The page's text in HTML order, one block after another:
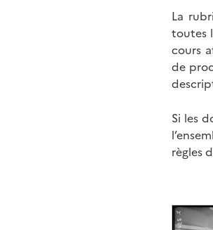
La
toutes
cours
de
Si les
règles